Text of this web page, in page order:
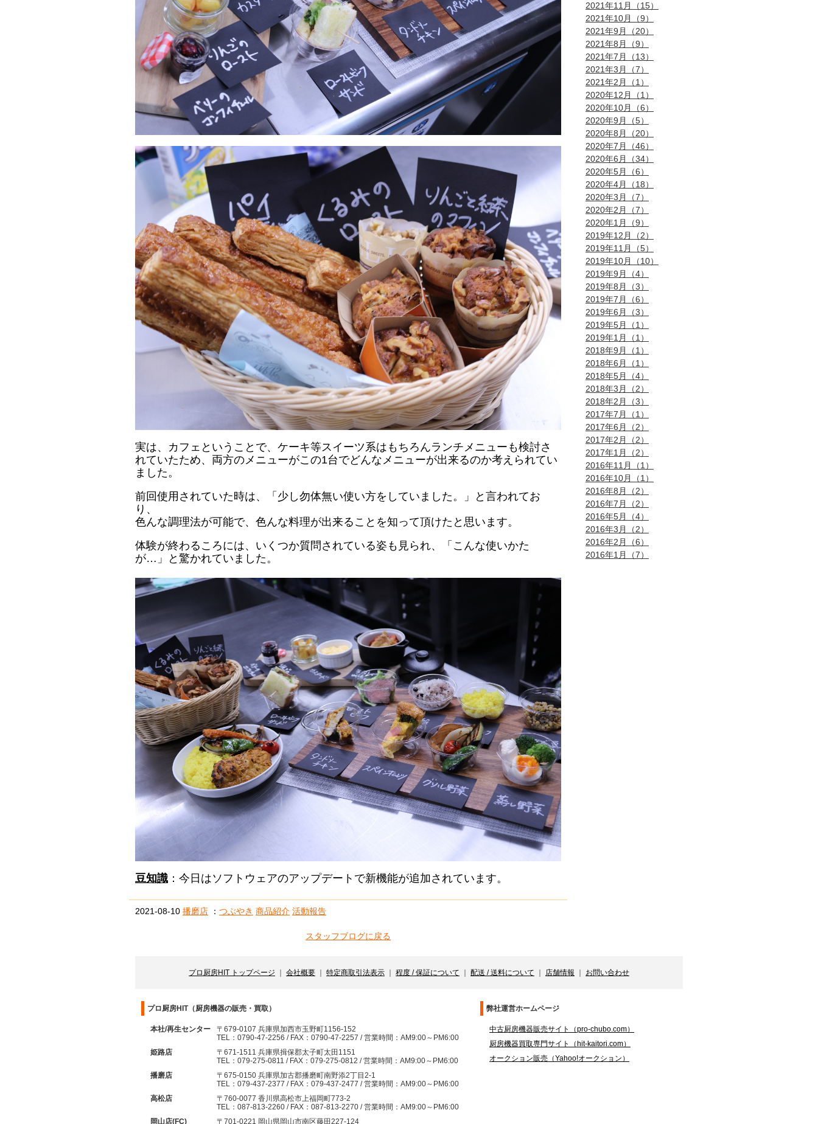
実は、カフェということで、ケーキ等スイーツ系はもちろんランチメニューも検討さ
れていたため、 両方のメニューがこの1台でどんなメニューが出来るのか考えられてい
ました。
前回使用されていた時は、「少し勿体無い使い方をしていました。」と言われてお
り、
色んな調理法が可能で、色んな料理が出来ることを知って頂けたと思います。
体験が終わるころには、いくつか質問されている姿も見られ、「こんな使いかた
が…」と驚かれていました。
豆知識 ：今日はソフトウェアのアップデートで新機能が追加されています。
2021-08-10 播磨店 ： つぶやき 商品紹介 活動報告
スタッフブログに戻る
2021年11月（15）
2021年10月（9）
2021年9月（20）
2021年8月（9）
2021年7月（13）
2021年3月（7）
2021年2月（1）
2020年12月（1）
2020年10月（6）
2020年9月（5）
2020年8月（20）
2020年7月（46）
2020年6月（34）
2020年5月（6）
2020年4月（18）
2020年3月（7）
2020年2月（7）
2020年1月（9）
2019年12月（2）
2019年11月（5）
2019年10月（10）
2019年9月（4）
2019年8月（3）
2019年7月（6）
2019年6月（3）
2019年5月（1）
2019年1月（1）
2018年9月（1）
2018年6月（1）
2018年5月（4）
2018年3月（2）
2018年2月（3）
2017年7月（1）
2017年6月（2）
2017年2月（2）
2017年1月（2）
2016年11月（1）
2016年10月（1）
2016年8月（2）
2016年7月（2）
2016年5月（4）
2016年3月（2）
2016年2月（6）
2016年1月（7）
プロ厨房HIT トップページ 会社概要 特定商取引法表示 程度 / 保証について 配送 / 送料について 店舗情報 お問い合わせ
プロ厨房HIT（厨房機器の販売・買取） 弊社運営ホームページ
本社/再生センター
〒679-0107 兵庫県加西市玉野町1156-152
TEL：0790-47-2256 / FAX：0790-47-2257 / 営業時間：AM9:00～PM6:00
姫路店
〒671-1511 兵庫県揖保郡太子町太田1151
TEL：079-275-0811 / FAX：079-275-0812 / 営業時間：AM9:00～PM6:00
播磨店
〒675-0150 兵庫県加古郡播磨町南野添2丁目2-1
TEL：079-437-2377 / FAX：079-437-2477 / 営業時間：AM9:00～PM6:00
高松店
〒760-0077 香川県高松市上福岡町773-2
TEL：087-813-2260 / FAX：087-813-2270 / 営業時間：AM9:00～PM6:00
岡山店(FC)
〒701-0221 岡山県岡山市南区藤田227-124
中古厨房機器販売サイト（pro-chubo.com）
厨房機器買取専門サイト（hit-kaitori.com）
オークション販売（Yahoo!オークション）